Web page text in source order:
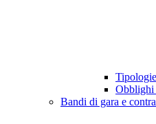
Obblighi
Bandi di gara e